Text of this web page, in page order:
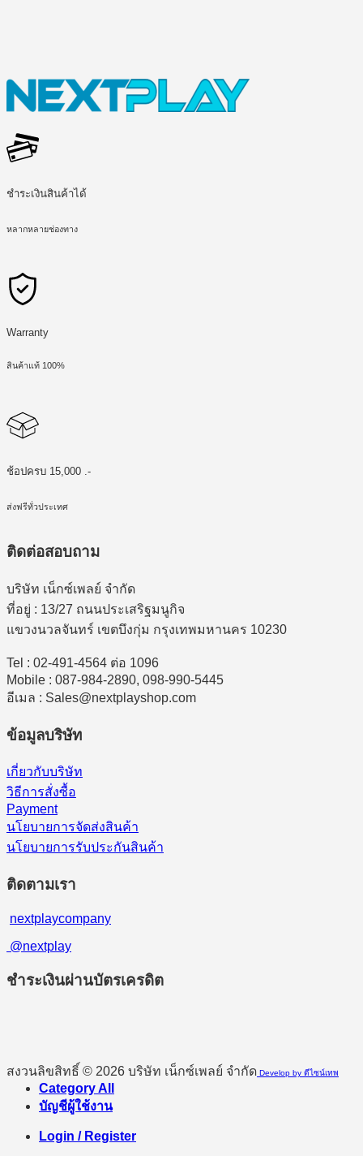
ชำระเงินสินค้าได้
หลากหลายช่องทาง
Warranty
สินค้าแท้ 100%
ช้อปครบ 15,000 .-
ส่งฟรีทั่วประเทศ
ติดต่อสอบถาม
บริษัท เน็กซ์เพลย์ จำกัด
ที่อยู่ : 13/27 ถนนประเสริฐมนูกิจ
แขวงนวลจันทร์ เขตบึงกุ่ม กรุงเทพมหานคร 10230
Tel : 02-491-4564 ต่อ 1096
Mobile : 087-984-2890, 098-990-5445
อีเมล : Sales@nextplayshop.com
ข้อมูลบริษัท
เกี่ยวกับบริษัท
วิธีการสั่งซื้อ
Payment
นโยบายการจัดส่งสินค้า
นโยบายการรับประกันสินค้า
ติดตามเรา
nextplaycompany
@nextplay
ชำระเงินผ่านบัตรเครดิต
สงวนลิขสิทธิ์ © 2026 บริษัท เน็กซ์เพลย์ จำกัด Develop by ดีไซน์เทพ
Category All
บัญชีผู้ใช้งาน
Login / Register